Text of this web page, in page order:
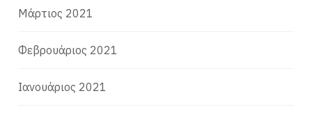
Μάρτιος 2021
Φεβρουάριος 2021
Ιανουάριος 2021